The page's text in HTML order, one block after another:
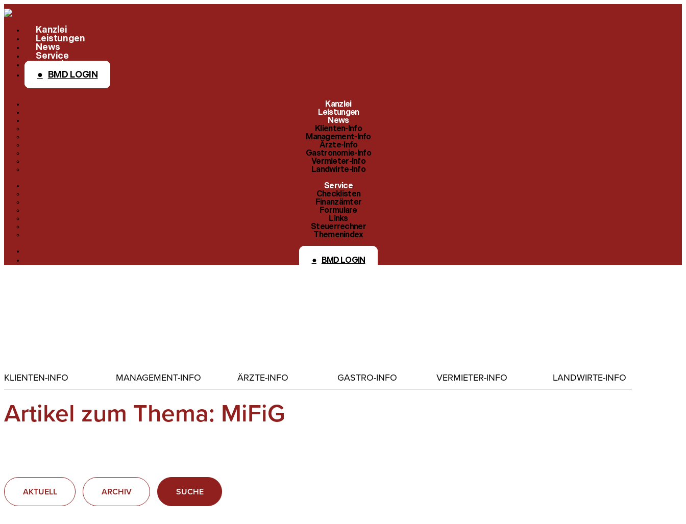
Kanzlei
Leistungen
News
Management-Info
Ärzte-Info
Gastronomie-Info
Vermieter-Info
Landwirte-Info
Service
Checklisten
Finanzämter
Formulare
Links
Themenindex
BMD LOGIN
Kanzlei
Leistungen
News
Klienten-Info
Management-Info
Ärzte-Info
Gastronomie-Info
Vermieter-Info
Landwirte-Info
Service
Checklisten
Finanzämter
Formulare
Links
Steuerrechner
Themenindex
BMD LOGIN
KLIENTEN-INFO MANAGEMENT-INFO ÄRZTE-INFO GASTRO-INFO VERMIETER-INFO LANDWIRTE-INFO
Artikel zum Thema: MiFiG
AKTUELL ARCHIV SUCHE